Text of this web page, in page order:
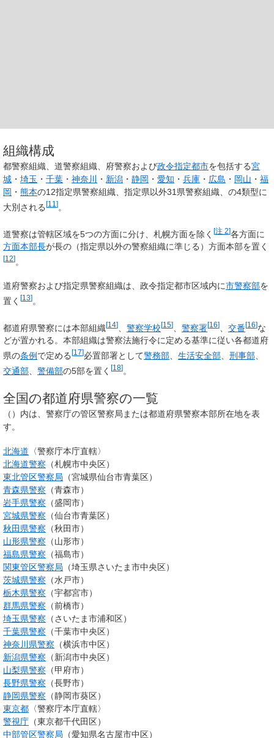
組織構成
都警察組織、道警察組織、府警察および政令指定都市を包括する宮
城 ・ 埼玉 ・ 千葉 ・ 神奈川 ・ 新潟 ・ 静岡 ・ 愛知 ・ 兵庫 ・ 広島 ・ 岡山 ・ 福
岡 ・ 熊本の12指定県警察組織、指定県以外31県警察組織、の4類型に
大別される [11 ] 。
道警察は管轄区域を5つの方面に分け、札幌方面を除く [注 2]各方面に
方面本部長が長の（指定県以外の警察組織に準じる）方面本部を置く
[12] 。
道府警察および指定県警察組織は、政令指定都市区域内に市警察部を
置く [13] 。
都道府県警察には本部組織[14] 警察学校[15] 警察署[16] 交番[16]な
どが置かれる。本部組織は警察法施行令に定める基準に従い各都道府
県の条例 で定める [17]必置部署として警務部 生活安全部 刑事部
交通部
警備部の5部を置く [18]。
全国の都道府県警察の一覧
（）内は、警察庁の管区警察局または都道府県警察本部所在地を表
す。
北海道 〈警察庁本庁直轄〉
北海道警察 （札幌市中央区）
東北管区警察局 （宮城県仙台市青葉区）
青森県警察 （青森市）
岩手県警察 （盛岡市）
宮城県警察 （仙台市青葉区）
秋田県警察 （秋田市）
山形県警察 （山形市）
福島県警察 （福島市）
関東管区警察局 （埼玉県さいたま市中央区）
茨城県警察 （水戸市）
栃木県警察 （宇都宮市）
群馬県警察 （前橋市）
埼玉県警察 （さいたま市浦和区）
千葉県警察 （千葉市中央区）
神奈川県警察 （横浜市中区）
新潟県警察 （新潟市中央区）
山梨県警察 （甲府市）
長野県警察 （長野市）
静岡県警察 （静岡市葵区）
東京都 〈警察庁本庁直轄〉
警視庁 （東京都千代田区）
中部管区警察局 （愛知県名古屋市中区）